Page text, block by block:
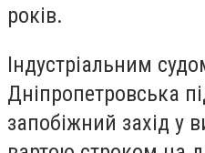
років.
Індустріальним
Дніпропетровська
запобіжний захід у